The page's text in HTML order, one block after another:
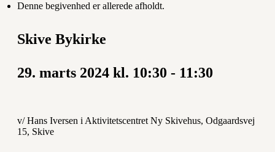
Denne begivenhed er allerede afholdt.
Skive Bykirke
29. marts 2024 kl. 10:30 - 11:30
v/ Hans Iversen i Aktivitetscentret Ny Skivehus, Odgaardsvej
15, Skive